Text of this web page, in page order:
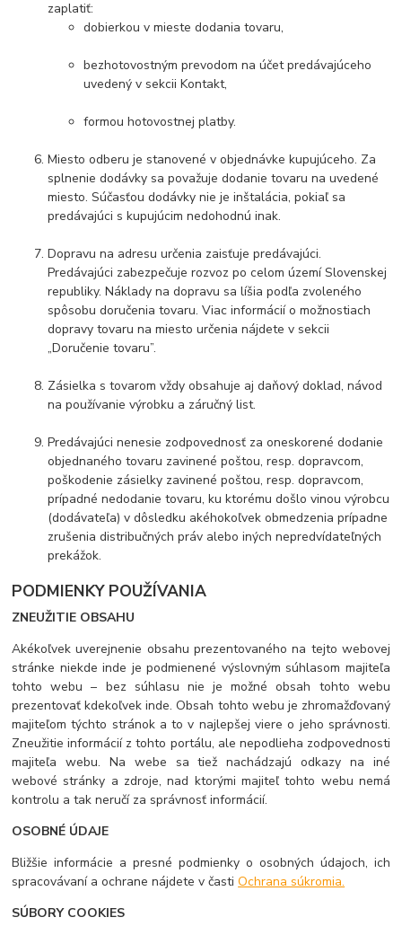
zaplatiť:
dobierkou v mieste dodania tovaru,
bezhotovostným prevodom na účet predávajúceho
uvedený v sekcii Kontakt,
formou hotovostnej platby.
Miesto odberu je stanovené v objednávke kupujúceho. Za
splnenie dodávky sa považuje dodanie tovaru na uvedené
miesto. Súčasťou dodávky nie je inštalácia, pokiaľ sa
predávajúci s kupujúcim nedohodnú inak.
Dopravu na adresu určenia zaisťuje predávajúci.
Predávajúci zabezpečuje rozvoz po celom území Slovenskej
republiky. Náklady na dopravu sa líšia podľa zvoleného
spôsobu doručenia tovaru. Viac informácií o možnostiach
dopravy tovaru na miesto určenia nájdete v sekcii
„Doručenie tovaru”.
Zásielka s tovarom vždy obsahuje aj daňový doklad, návod
na používanie výrobku a záručný list.
Predávajúci nenesie zodpovednosť za oneskorené dodanie
objednaného tovaru zavinené poštou, resp. dopravcom,
poškodenie zásielky zavinené poštou, resp. dopravcom,
prípadné nedodanie tovaru, ku ktorému došlo vinou výrobcu
(dodávateľa) v dôsledku akéhokoľvek obmedzenia prípadne
zrušenia distribučných práv alebo iných nepredvídateľných
prekážok.
PODMIENKY POUŽÍVANIA
ZNEUŽITIE OBSAHU
Akékoľvek uverejnenie obsahu prezentovaného na tejto webovej
stránke niekde inde je podmienené výslovným súhlasom majiteľa
tohto webu – bez súhlasu nie je možné obsah tohto webu
prezentovať kdekoľvek inde. Obsah tohto webu je zhromažďovaný
majiteľom týchto stránok a to v najlepšej viere o jeho správnosti.
Zneužitie informácií z tohto portálu, ale nepodlieha zodpovednosti
majiteľa webu. Na webe sa tiež nachádzajú odkazy na iné
webové stránky a zdroje, nad ktorými majiteľ tohto webu nemá
kontrolu a tak neručí za správnosť informácií.
OSOBNÉ ÚDAJE
Bližšie informácie a presné podmienky o osobných údajoch, ich
spracovávaní a ochrane nájdete v častiOchrana súkromia.
SÚBORY COOKIES